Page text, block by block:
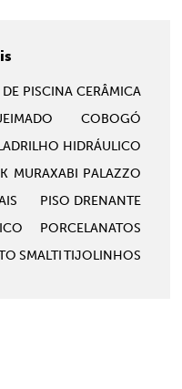
PISCINA CERÂMICA
COBOGÓ
HIDRÁULICO
MURAXABI PALAZZO
PISO DRENANTE
PORCELANATOS
SMALTITIJOLINHOS